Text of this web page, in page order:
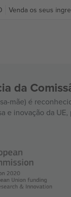
Venda os seus
da
mãe) é
e inovação da UE,